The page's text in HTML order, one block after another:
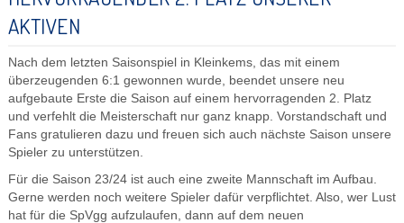
AKTIVEN
Nach dem letzten Saisonspiel in Kleinkems, das mit einem
überzeugenden 6:1 gewonnen wurde, beendet unsere neu
aufgebaute Erste die Saison auf einem hervorragenden 2. Platz
und verfehlt die Meisterschaft nur ganz knapp. Vorstandschaft und
Fans gratulieren dazu und freuen sich auch nächste Saison unsere
Spieler zu unterstützen.
Für die Saison 23/24 ist auch eine zweite Mannschaft im Aufbau.
Gerne werden noch weitere Spieler dafür verpflichtet. Also, wer Lust
hat für die SpVgg aufzulaufen, dann auf dem neuen